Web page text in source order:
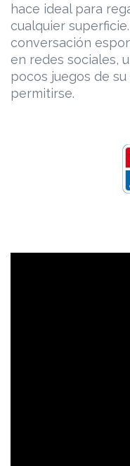
hace ideal para
cualquier
conversación
en redes sociales,
pocos juegos de
permitirse.